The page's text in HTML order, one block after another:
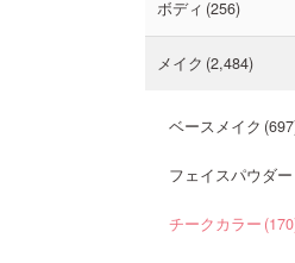
ボディ 256
メイク 2,484
ベースメイク 697
フェイスパウダー
チークカラー 170